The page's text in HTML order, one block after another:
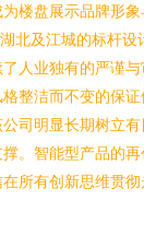
楼盘展示品牌形
北及江城的标杆
人业独有的严谨
整洁而不变的保
司明显长期树立
。智能型产品的
所有创新思维贯